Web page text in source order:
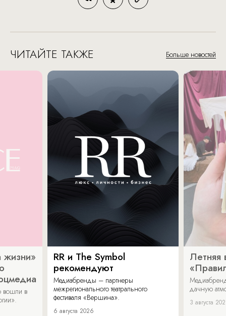
ЧИТАЙТЕ ТАКЖЕ Больше новостей
жизни»
вошли в
RR и The Symbol
рекомендуют
Медиабренды – партнеры
межрегионального театрального
фестиваля «Вершина».
6 августа 2026
Летняя
дачную
3 августа